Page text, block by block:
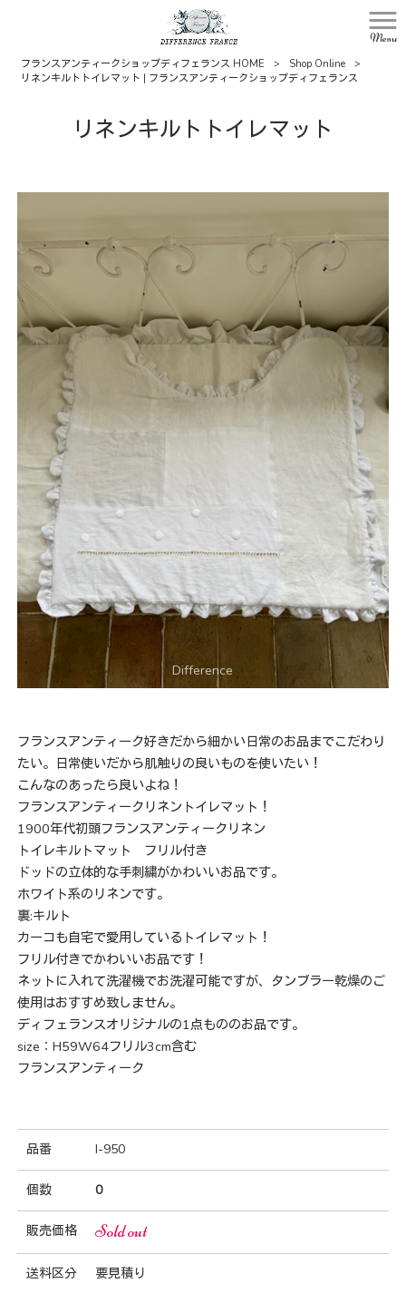
Menu
フランスアンティークショップディフェランス HOME > Shop Online
>
リネンキルトトイレマット | フランスアンティークショップディフェランス
リネンキルトトイレマット
フランスアンティーク好きだから細かい日常のお品までこだわり
たい。日常使いだから肌触りの良いものを使いたい！
こんなのあったら良いよね！
フランスアンティークリネントイレマット！
1900年代初頭フランスアンティークリネン
トイレキルトマット フリル付き
ドッドの立体的な手刺繍がかわいいお品です。
ホワイト系のリネンです。
裏:キルト
カーコも自宅で愛用しているトイレマット！
フリル付きでかわいいお品です！
ネットに入れて洗濯機でお洗濯可能ですが、タンブラー乾燥のご
使用はおすすめ致しません。
ディフェランスオリジナルの1点もののお品です。
size：H59W64フリル3cm含む
フランスアンティーク
品番 I-950
個数 0
販売価格 Sold out
送料区分 要見積り